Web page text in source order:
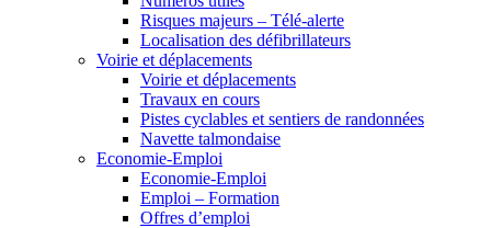
Risques majeurs – Télé-alerte
Localisation des défibrillateurs
Voirie et déplacements
Voirie et déplacements
Travaux en cours
Pistes cyclables et sentiers de randonnées
Navette talmondaise
Economie-Emploi
Economie-Emploi
Emploi – Formation
Offres d’emploi